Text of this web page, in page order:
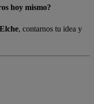
hoy mismo?
, contarnos tu idea y